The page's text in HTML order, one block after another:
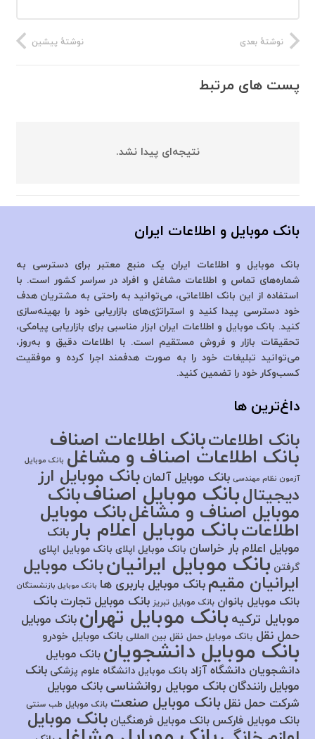
نوشتهٔ پیشین نوشتهٔ بعدی
پست های مرتبط
نتیجه‌ای پیدا نشد.
بانک موبایل و اطلاعات ایران
بانک موبایل و اطلاعات ایران یک منبع معتبر برای دسترسی به
شماره‌های تماس و اطلاعات مشاغل و افراد در سراسر کشور است. با
استفاده از این بانک اطلاعاتی، می‌توانید به راحتی به مشتریان هدف
خود دسترسی پیدا کنید و استراتژی‌های بازاریابی خود را بهینه‌سازی
کنید. بانک موبایل و اطلاعات ایران ابزار مناسبی برای بازاریابی پیامکی،
تحقیقات بازار و فروش مستقیم است. با اطلاعات دقیق و به‌روز،
می‌توانید تبلیغات خود را به صورت هدفمند اجرا کرده و موفقیت
کسب‌وکار خود را تضمین کنید.
داغ‌ترین ها
بانک اطلاعاتبانک اطلاعات اصناف
بانک اطلاعات اصناف و مشاغل بانک موبایل
آزمون نظام مهندسی بانک موبایل آلمان بانک موبایل ارز
دیجیتالبانک موبایل اصنافبانک
موبایل اصناف و مشاغلبانک موبایل
اطلاعاتبانک موبایل اعلام باربانک
موبایل اعلام بار خراسان بانک موبایل اپلای بانک موبایل اپلای
گرفتن بانک موبایل ایرانیانبانک موبایل
ایرانیان مقیم بانک موبایل باربری ها بانک موبایل بازنشستگان
بانک موبایل بانوان بانک موبایل تبریز بانک موبایل تجارت بانک
موبایل ترکیه بانک موبایل تهران بانک موبایل
حمل نقل بانک موبایل حمل نقل بین المللی بانک موبایل خودرو
بانک موبایل دانشجویان بانک موبایل
دانشجویان دانشگاه آزاد بانک موبایل دانشگاه علوم پزشکی بانک
موبایل رانندگان بانک موبایل روانشناسی بانک موبایل
شرکت حمل نقل بانک موبایل صنعت بانک موبایل طب سنتی
بانک موبایل فارکس بانک موبایل فرهنگیان بانک موبایل